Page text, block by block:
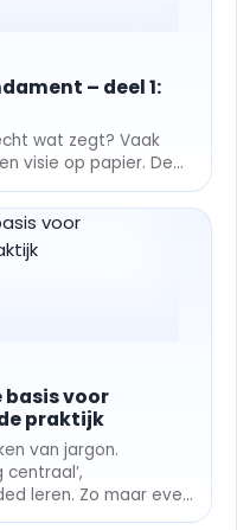
– deel 1:
wat zegt? Vaak
visie op papier. De...
basis voor
praktijk
van jargon.
leren. Zo maar even